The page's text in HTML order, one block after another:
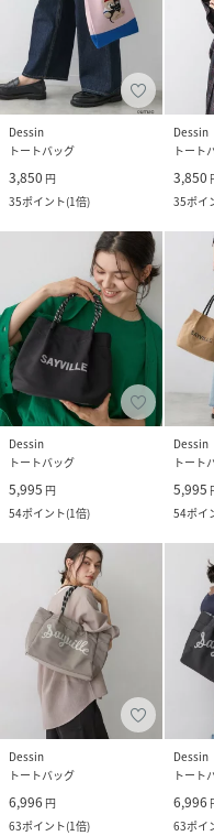
Dessin
トートバッグ
3,850 円
35ポイント(1倍)
Dessin
トート
3,850
35ポイ
Dessin
トートバッグ
5,995 円
54ポイント(1倍)
Dessin
トート
5,995
54ポイ
Dessin
トートバッグ
6,996 円
63ポイント(1倍)
Dessin
トート
6,996
63ポイ